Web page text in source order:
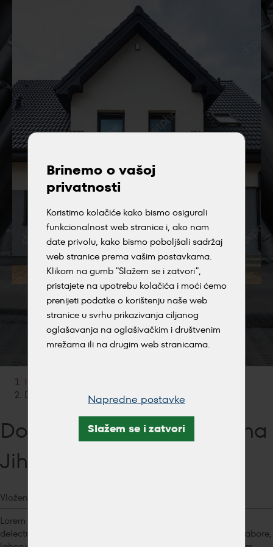
Home
Dokončená novostavba na Jihlavsku
Dokončená novostavba na
Jihlavsku
Vloženo: 20. kol 2024.
Lorem ipsum dolor sit amet, consectetur adipisicing elit. At
delectus doloremque ducimus fugiat illum inventore ipsum labore,
Brinemo o vašoj
privatnosti
Koristimo kolačiće kako bismo osigurali
funkcionalnost web stranice i, ako nam
date privolu, kako bismo poboljšali sadržaj
web stranice prema vašim postavkama.
Klikom na gumb "Slažem se i zatvori",
pristajete na upotrebu kolačića i moći ćemo
prenijeti podatke o korištenju naše web
stranice u svrhu prikazivanja ciljanog
oglašavanja na oglašivačkim i društvenim
mrežama ili na drugim web stranicama.
Napredne postavke
Slažem se i zatvori